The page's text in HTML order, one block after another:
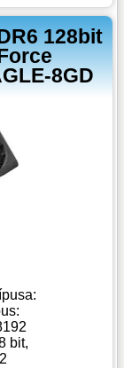
128bit
8GD
bit,